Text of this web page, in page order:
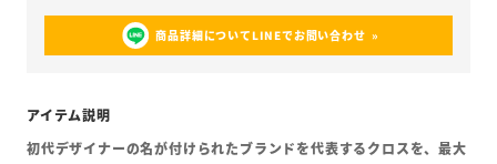
商品詳細についてLINEでお問い合わせ
初代デザイナーの名が付けられたブランドを代表するクロスを、最大